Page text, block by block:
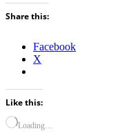
Share this:
Facebook
X
Like this:
Loading…